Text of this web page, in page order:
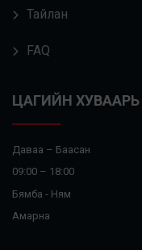
Тайлан
FAQ
ЦАГИЙН ХУВААРЬ
Даваа – Баасан
09:00 – 18:00
Бямба - Ням
Амарна